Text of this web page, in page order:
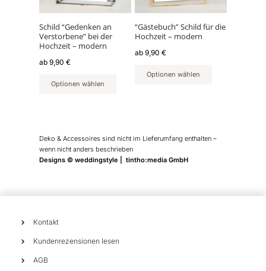
Schild “Gedenken an
Verstorbene” bei der
Hochzeit – modern
ab 9,90 €
Optionen wählen
Optionen
können
auf
der
Produktseite
werden
“Gästebuch” Schild für die
Hochzeit – modern
ab9,90€
Optionen wählen
Optionen
können
auf
der
gewählt
Deko & Accessoires sind nicht im Lieferumfang enthalten –
wenn nicht anders beschrieben
Designs © weddingstyle | tintho:media GmbH
Kontakt
Kundenrezensionen lesen
AGB